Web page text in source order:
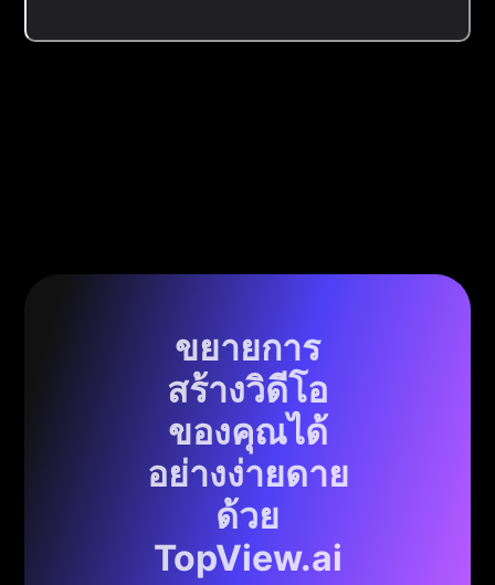
ขยายการ
สร้างวิดีโอ
ของคุณได้
อย่างง่ายดาย
ด้วย
TopView.ai